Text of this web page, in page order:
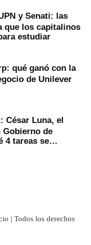
y Senati: las
que los capitalinos
estudiar
qué ganó con la
de Unilever
César Luna, el
Gobierno de
4 tareas se
| Todos los derechos